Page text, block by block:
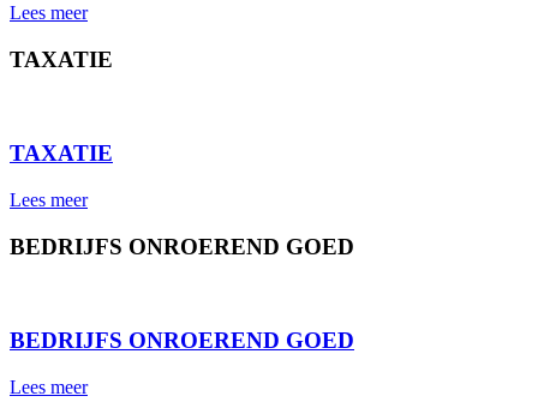
Lees meer
TAXATIE
TAXATIE
Lees meer
BEDRIJFS ONROEREND GOED
BEDRIJFS ONROEREND GOED
Lees meer